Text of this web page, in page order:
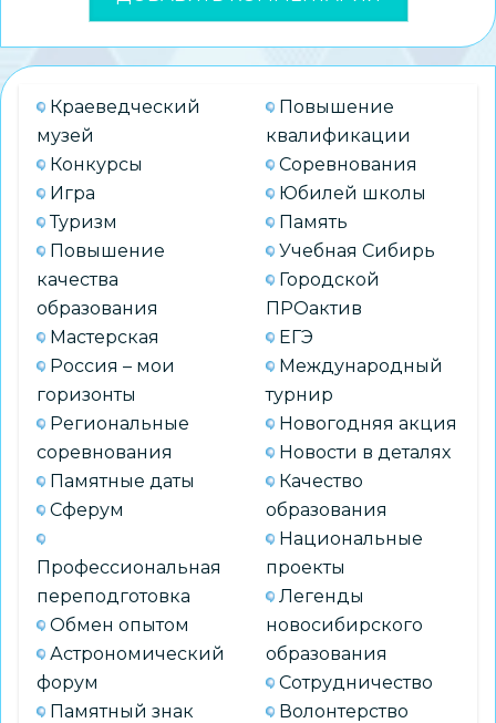
Краеведческий
музей
Конкурсы
Игра
Туризм
Повышение
качества
образования
Мастерская
Россия – мои
горизонты
Региональные
соревнования
Памятные даты
Сферум
Профессиональная
переподготовка
Обмен опытом
Астрономический
форум
Памятный знак
Повышение
квалификации
Соревнования
Юбилей школы
Память
Учебная Сибирь
Городской
ПРОактив
ЕГЭ
Международный
турнир
Новогодняя акция
Новости в деталях
Качество
образования
Национальные
проекты
Легенды
новосибирского
образования
Сотрудничество
Волонтерство